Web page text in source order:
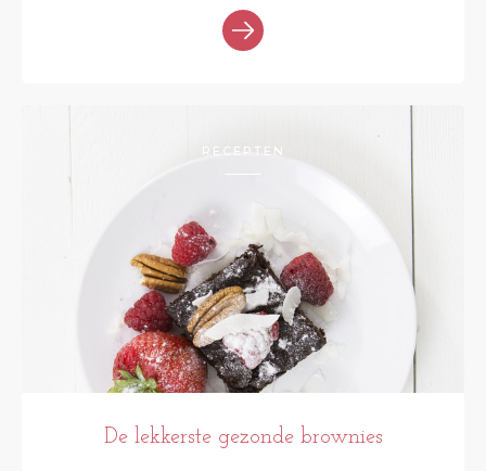
RECEPTEN
De lekkerste gezonde brownies